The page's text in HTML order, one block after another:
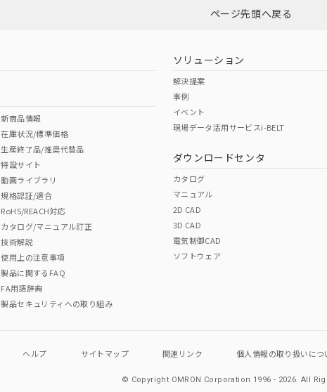
ページ先頭へ戻る
新商品情報
在庫状況/標準価格
生産終了品/推奨代替品
特設サイト
動画ライブラリ
規格認証/適合
RoHS/REACH対応
カタログ/マニュアル訂正
技術解説
使用上の注意事項
製品に関するFAQ
FA用語辞典
製品セキュリティへの取り組み
ソリューション
解決提案
事例
イベント
現場データ活用サービスi-BELT
ダウンロードセンタ
カタログ
マニュアル
2D CAD
3D CAD
電気制御CAD
ソフトウェア
ヘルプ サイトマップ 関連リンク 個人情報の取り扱いにつ
© Copyright OMRON Corporation 1996 - 2026.All